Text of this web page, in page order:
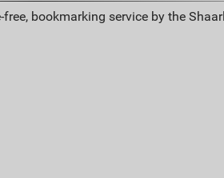
bookmarking service by the